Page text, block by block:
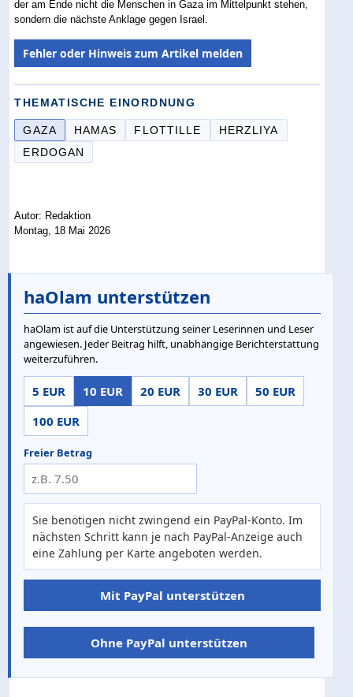
der am Ende nicht die Menschen in Gaza im Mittelpunkt stehen,
sondern die nächste Anklage gegen Israel.
Fehler oder Hinweis zum Artikel melden
THEMATISCHE EINORDNUNG
GAZA HAMAS FLOTTILLE
HERZLIYA
ERDOGAN
Autor: Redaktion
Montag, 18 Mai 2026
haOlam unterstützen
haOlam ist auf die Unterstützung seiner Leserinnen und Leser
angewiesen. Jeder Beitrag hilft, unabhängige Berichterstattung
weiterzuführen.
5 EUR 10 EUR 20 EUR 30 EUR
50 EUR
100 EUR
Freier Betrag
Sie benötigen nicht zwingend ein PayPal-Konto. Im
nächsten Schritt kann je nach PayPal-Anzeige auch
eine Zahlung per Karte angeboten werden.
Mit PayPal unterstützen
Ohne PayPal unterstützen